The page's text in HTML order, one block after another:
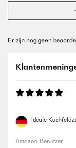
Er zijn nog geen
Ideale
Amazon-Benutzer